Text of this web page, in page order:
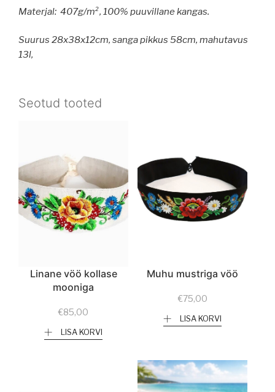
Materjal: 407g/m², 100% puuvillane kangas.
Suurus 28x38x12cm, sanga pikkus 58cm, mahutavus
13l,
Seotud tooted
Linane vöö kollase
mooniga
€85,00
LISA KORVI
Muhu mustriga vöö
€75,00
LISA KORVI